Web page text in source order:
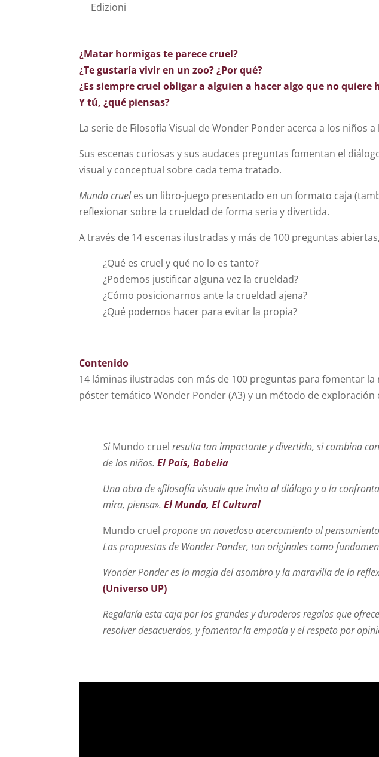
Edizioni
¿Matar hormigas te parece cruel?
¿Te gustaría vivir en un zoo? ¿Por qué?
¿Es siempre cruel obligar a alguien a hacer algo que no quiere
Y tú, ¿qué piensas?
La serie de Filosofía Visual de Wonder Ponder acerca a los niños
Sus escenas curiosas y sus audaces preguntas fomentan el
visual y conceptual sobre cada tema tratado.
Mundo crueles un libro-juego presentado en un formato caja
reflexionar sobre la crueldad de forma seria y divertida.
A través de 14 escenas ilustradas y más de 100 preguntas
¿Qué es cruel y qué no lo es tanto?
¿Podemos justificar alguna vez la crueldad?
¿Cómo posicionarnos ante la crueldad ajena?
¿Qué podemos hacer para evitar la propia?
Contenido
14 láminas ilustradas con más de 100 preguntas para fomentar
póster temático Wonder Ponder (A3) y un método de exploración
Si Mundo cruel resulta tan impactante y divertido, si combina
de los niños. El País, Babelia
Una obra de «filosofía visual» que invita al diálogo y a la
mira, piensa». El Mundo, El Cultural
Mundo cruel propone un novedoso acercamiento al
Las propuestas de Wonder Ponder, tan originales como
Wonder Ponder es la magia del asombro y la maravilla de la
(Universo UP)
Regalaría esta caja por los grandes y duraderos regalos que
resolver desacuerdos, y fomentar la empatía y el respeto por